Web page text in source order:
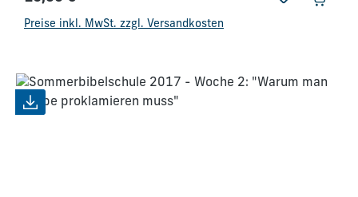
Regulärer Preis:
Preise inkl. MwSt. zzgl. Versandkosten